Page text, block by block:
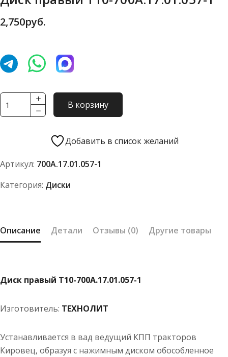
2,750руб.
Количество
товара
700А.17.01.057-
В корзину
Добавить в список желаний
Артикул: 700А.17.01.057-1
Категория: Диски
Описание Детали Отзывы (0) Другие товары
Диск правый Т10-700А.17.01.057-1
Изготовитель: ТЕХНОЛИТ
Устанавливается в вад ведущий КПП тракторов
Кировец, образуя с нажимным диском обособленное